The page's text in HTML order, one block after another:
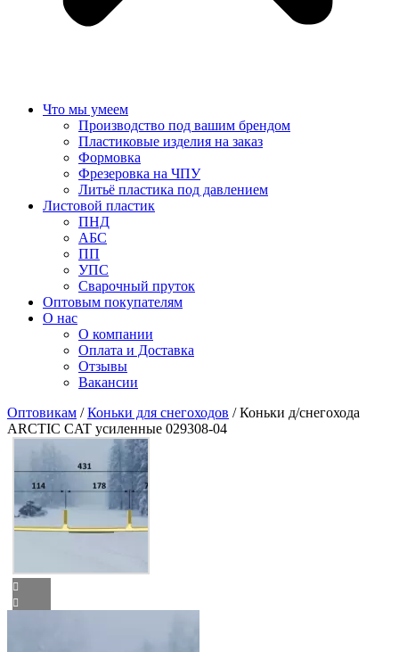
Что мы умеем
Производство под вашим брендом
Пластиковые изделия на заказ
Формовка
Фрезеровка на ЧПУ
Литьё пластика под давлением
Листовой пластик
ПНД
АБС
ПП
УПС
Сварочный пруток
Оптовым покупателям
О нас
О компании
Оплата и Доставка
Отзывы
Вакансии
Оптовикам /Коньки для снегоходов / Коньки д/снегохода
ARCTIC CAT усиленные 029308-04